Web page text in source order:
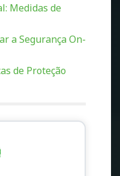
Medidas de
a Segurança On-
de Proteção